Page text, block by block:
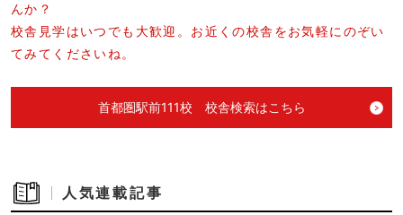
んか？
校舎見学はいつでも大歓迎。お近くの校舎をお気軽にのぞい
てみてくださいね。
首都圏駅前111校 校舎検索はこちら
人気連載記事